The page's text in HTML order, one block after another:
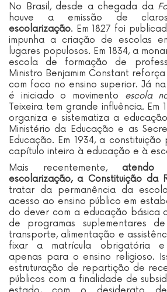
No Brasil, desde a chegada da
houve a emissão de
escolarização. Em 1827 foi
impunha a criação de escolas
lugares populosos. Em 1834, a
escola de formação de
Ministro Benjamim Constant
com foco no ensino superior. Já
é iniciado o movimento escola
Teixeira tem grande influência. Em
organiza e sistematiza a
Ministério da Educação e as
Educação. Em 1934, a
capítulo inteiro à educação e à
Mais recentemente,
escolarização, a Constituição da
tratar da permanência da
acesso ao ensino público em
do dever com a educação básica
de programas suplementares
transporte, alimentação e
fixar a matrícula obrigatória e
apenas para o ensino religioso.
estruturação de repartição de
públicos com a finalidade de